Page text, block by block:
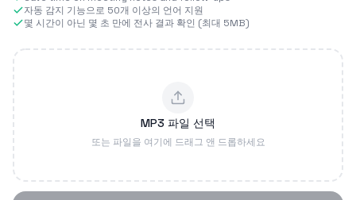
자동 감지 기능으로 50개 이상의 언어 지원
몇 시간이 아닌 몇 초 만에 전사 결과 확인 (최대 5MB)
MP3 파일 선택
또는 파일을 여기에 드래그 앤 드롭하세요